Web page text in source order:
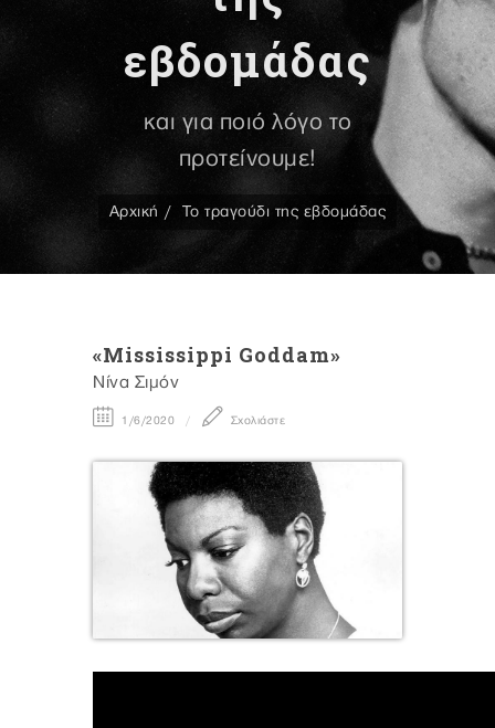
εβδομάδας
και για ποιό λόγο το
προτείνουμε!
Αρχική Το τραγούδι της εβδομάδας
«Mississippi Goddam»
Νίνα Σιμόν
1/6/2020 Σχολιάστε